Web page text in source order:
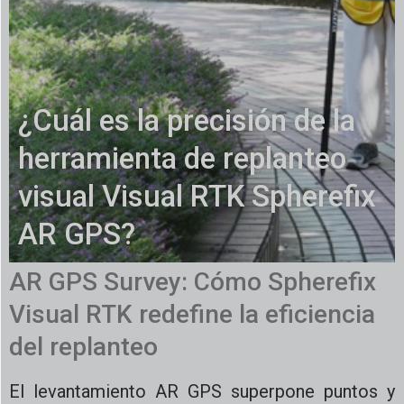
¿Cuál es la precisión de la
herramienta de replanteo
visual Visual RTK Spherefix
AR GPS?
AR GPS Survey: Cómo Spherefix
Visual RTK redefine la eficiencia
del replanteo
El levantamiento AR GPS superpone puntos y